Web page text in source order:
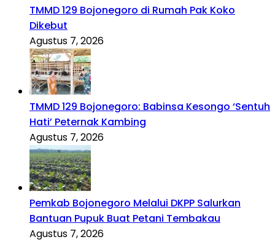
TMMD 129 Bojonegoro di Rumah Pak Koko
Dikebut
Agustus 7, 2026
TMMD 129 Bojonegoro: Babinsa Kesongo ‘Sentuh
Hati’ Peternak Kambing
Agustus 7, 2026
Pemkab Bojonegoro Melalui DKPP Salurkan
Bantuan Pupuk Buat Petani Tembakau
Agustus 7, 2026